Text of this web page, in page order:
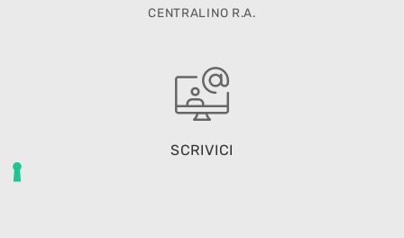
CENTRALINO R.A.
SCRIVICI